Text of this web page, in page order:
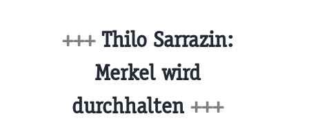
+++ Thilo Sarrazin:
Merkel wird
durchhalten +++